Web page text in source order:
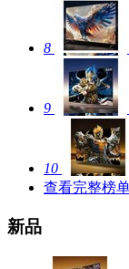
8
9
10
查看完整榜
新品